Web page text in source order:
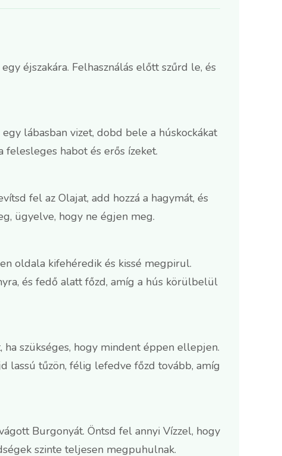
éjszakára. Felhasználás előtt szűrd le, és
lábasban vizet, dobd bele a húskockákat
habot és erős ízeket.
fel az Olajat, add hozzá a hagymát, és
ügyelve, hogy ne égjen meg.
oldala kifehéredik és kissé megpirul.
és fedő alatt főzd, amíg a hús körülbelül
szükséges, hogy mindent éppen ellepjen.
lassú tűzön, félig lefedve főzd tovább, amíg
Burgonyát. Öntsd fel annyi Vízzel, hogy
szinte teljesen megpuhulnak.